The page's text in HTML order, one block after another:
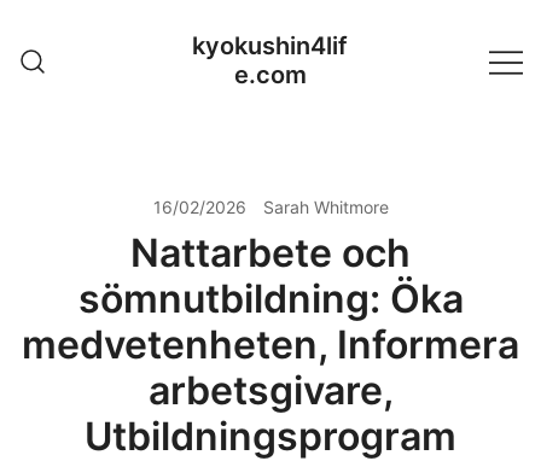
content
kyokushin4lif
e.com
16/02/2026 Sarah Whitmore
Nattarbete och
sömnutbildning: Öka
medvetenheten, Informera
arbetsgivare,
Utbildningsprogram